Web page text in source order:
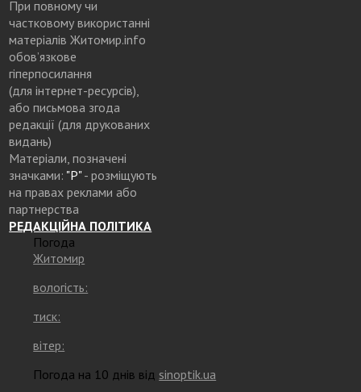
При повному чи
частковому використанні
матеріалів Житомир.info
обов’язкове
гіперпосилання
(для інтернет-ресурсів),
або письмова згода
редакції (для друкованих
видань)
Матеріали, позначені
значками: "Р"- розміщують
на правах реклами або
партнерства
РЕДАКЦІЙНА ПОЛІТИКА
Погода
Житомир
вологість:
тиск:
вітер:
Погода на 10 днів від sinoptik.ua